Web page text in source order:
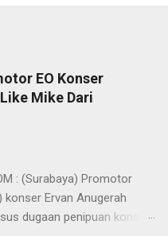
EO Konser
Mike Dari
: (Surabaya) Promotor
konser Ervan Anugerah
dugaan penipuan konser